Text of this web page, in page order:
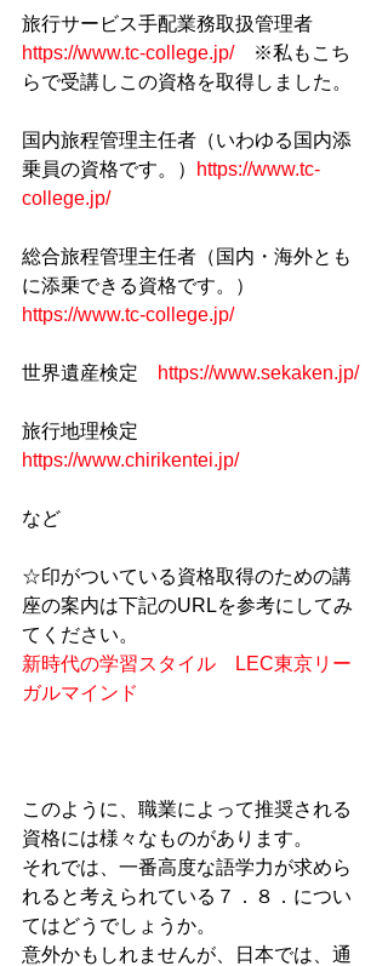
旅行サービス手配業務取扱管理者
https://www.tc-college.jp/ ※私もこち
らで受講しこの資格を取得しました。
国内旅程管理主任者（いわゆる国内添
乗員の資格です。）
https://www.tc-
college.jp/
総合旅程管理主任者（国内・海外とも
に添乗できる資格です。）
https://www.tc-college.jp/
世界遺産検定 https://www.sekaken.jp/
旅行地理検定
https://www.chirikentei.jp/
など
☆印がついている資格取得のための講
座の案内は下記のURLを参考にしてみ
てください。
新時代の学習スタイル　LEC東京リー
ガルマインド
このように、職業によって推奨される
資格には様々なものがあります。
それでは、一番高度な語学力が求めら
れると考えられている７．８．につい
てはどうでしょうか。
意外かもしれませんが、日本では、通